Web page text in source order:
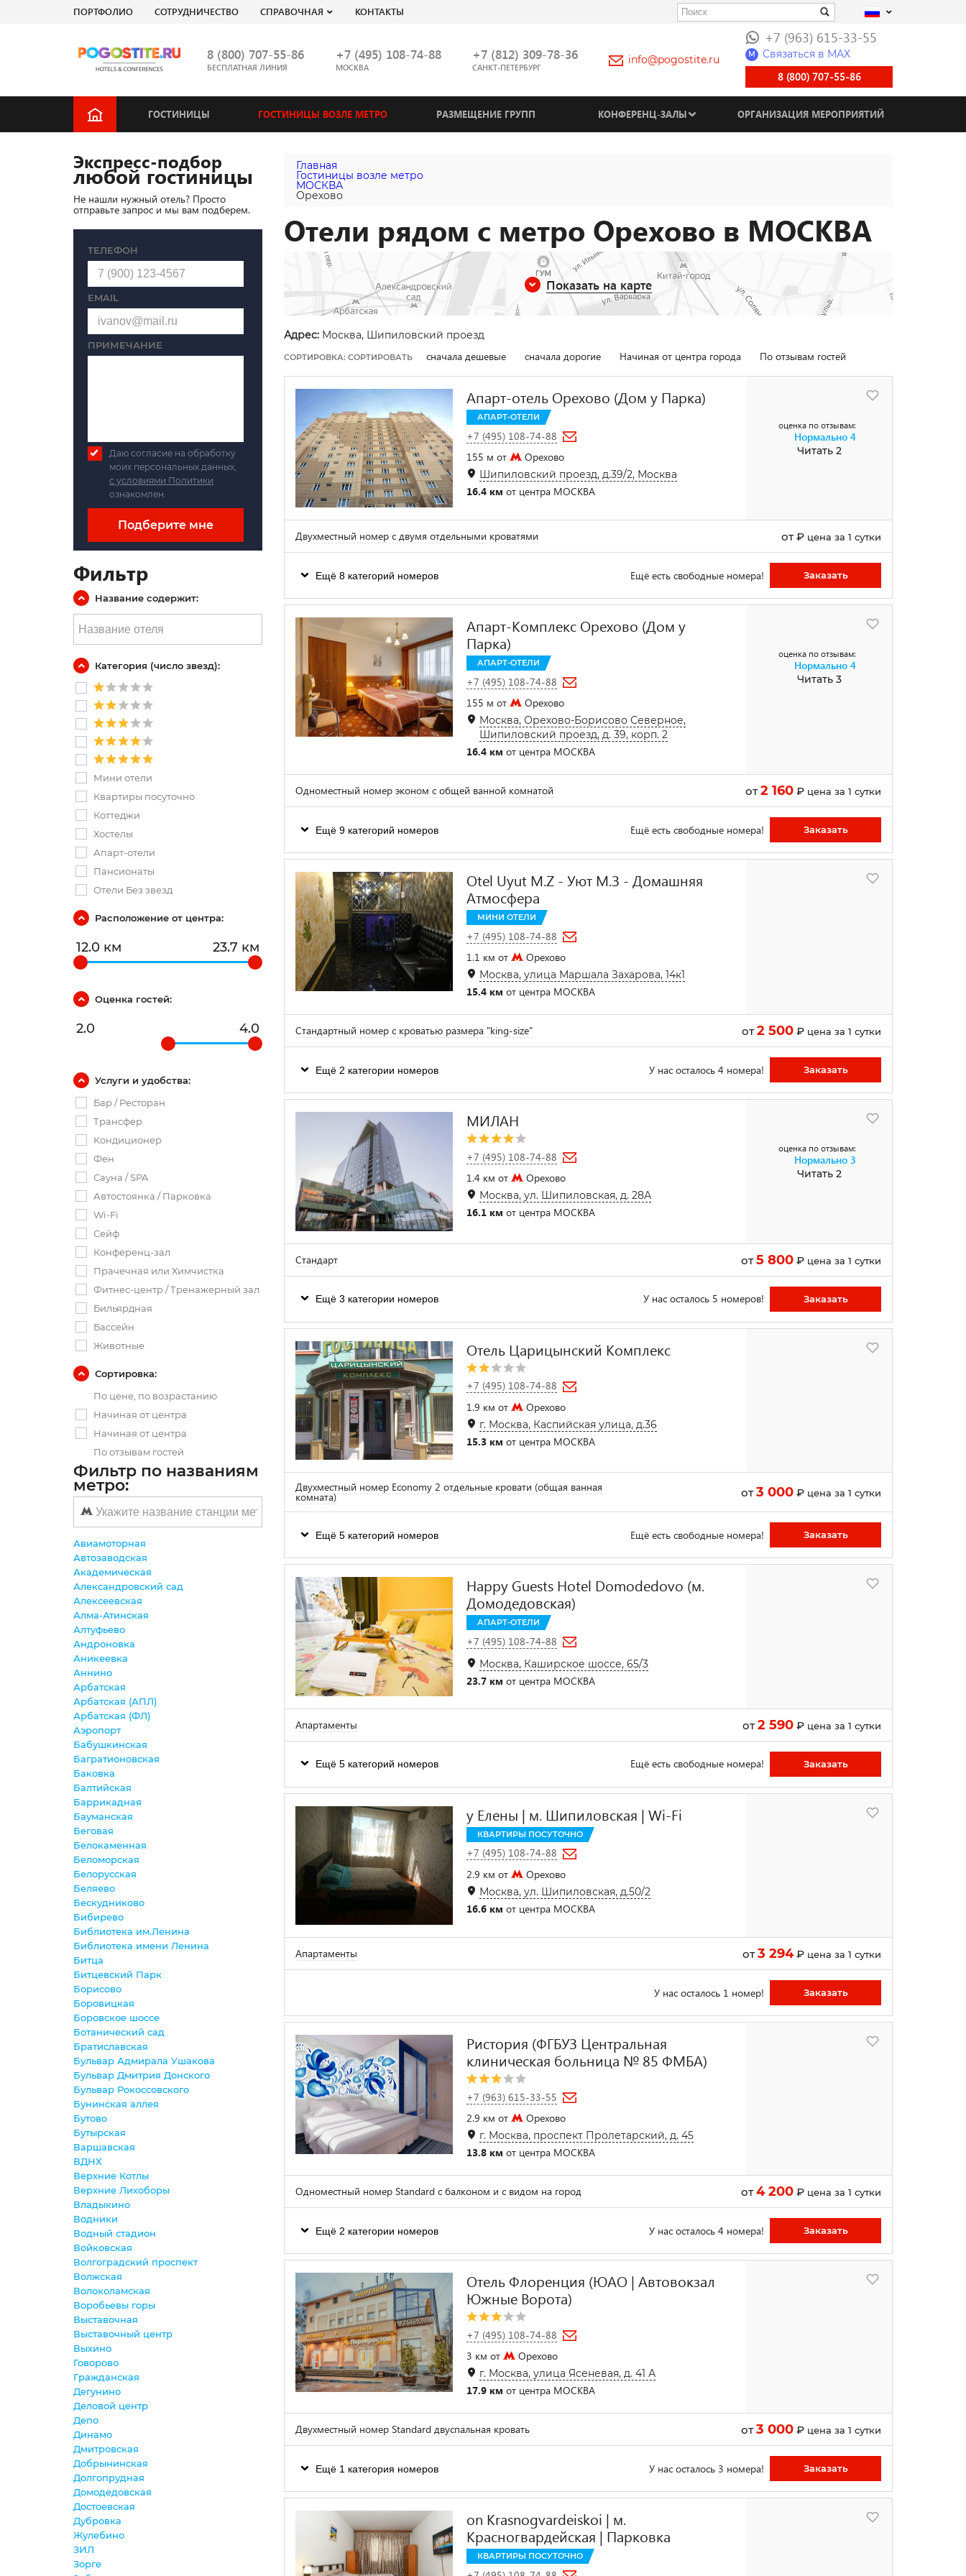
ПОРТФОЛИО СОТРУДНИЧЕСТВО СПРАВОЧНАЯ КОНТАКТЫ
8 (800) 707-55-86
БЕСПЛАТНАЯ ЛИНИЯ
+7 (495) 108-74-88
МОСКВА
+7 (812) 309-78-36
САНКТ-ПЕТЕРБУРГ
info@pogostite.ru
+7 (963) 615-33-55
M Связаться в МАХ
8 (800) 707-55-86
ГОСТИНИЦЫ ГОСТИНИЦЫ ВОЗЛЕ МЕТРО РАЗМЕЩЕНИЕ ГРУПП КОНФЕРЕНЦ-ЗАЛЫ ОРГАНИЗАЦИЯ МЕРОПРИЯТИЙ
Главная
Гостиницы возле метро
МОСКВА
Орехово
Отели рядом с метро Орехово в МОСКВА
Показать на карте
Адрес:Москва, Шипиловский проезд
СОРТИРОВКА: СОРТИРОВАТЬ сначала дешевые сначала дорогие Начиная от центра города По отзывам гостей
Апарт-отель Oрехово (Дом у Парка)
АПАРТ-ОТЕЛИ
+7 (495) 108-74-88
155 м от
Орехово
Шипиловский проезд, д.39/2, Москва
16.4 км от центра МОСКВА
оценка по отзывам:
Нормально 4
Читать 2
Двухместный номер с двумя отдельными кроватями от₽ цена за 1 сутки
Ещё 8 категорий номеров Ещё есть свободные номера! Заказать
Апарт-Комплекс Орехово (Дом у
Парка)
АПАРТ-ОТЕЛИ
+7 (495) 108-74-88
155 м от
Орехово
Москва, Орехово-Борисово Северное,
Шипиловский проезд, д. 39, корп. 2
16.4 км от центра МОСКВА
оценка по отзывам:
Нормально 4
Читать 3
Одноместный номер эконом с общей ванной комнатой от2 160₽ цена за 1 сутки
Ещё 9 категорий номеров Ещё есть свободные номера! Заказать
Otel Uyut M.Z - Уют М.З - Домашняя
Атмосфера
МИНИ ОТЕЛИ
+7 (495) 108-74-88
1.1 км от
Орехово
Москва, улица Маршала Захарова, 14к1
15.4 км от центра МОСКВА
Стандартный номер с кроватью размера "king-size" от2 500₽ цена за 1 сутки
Ещё 2 категории номеров У нас осталось 4 номера! Заказать
МИЛАН
+7 (495) 108-74-88
1.4 км от
Орехово
Москва, ул. Шипиловская, д. 28А
16.1 км от центра МОСКВА
оценка по отзывам:
Нормально 3
Читать 2
Стандарт от5 800₽ цена за 1 сутки
Ещё 3 категории номеров У нас осталось 5 номеров! Заказать
Отель Царицынский Комплекс
+7 (495) 108-74-88
1.9 км от
Орехово
г. Москва, Каспийская улица, д.36
15.3 км от центра МОСКВА
Двухместный номер Economy 2 отдельные кровати (общая ванная
комната) от3 000₽ цена за 1 сутки
Ещё 5 категорий номеров Ещё есть свободные номера! Заказать
Happy Guests Hotel Domodedovo (м.
Домодедовская)
АПАРТ-ОТЕЛИ
+7 (495) 108-74-88
Москва, Каширское шоссе, 65/3
23.7 км от центра МОСКВА
Апартаменты от2 590₽ цена за 1 сутки
Ещё 5 категорий номеров Ещё есть свободные номера! Заказать
у Елены | м. Шипиловская | Wi-Fi
КВАРТИРЫ ПОСУТОЧНО
+7 (495) 108-74-88
2.9 км от
Орехово
Москва, ул. Шипиловская, д.50/2
16.6 км от центра МОСКВА
Апартаменты от3 294₽ цена за 1 сутки
У нас осталось 1 номер! Заказать
Ристория (ФГБУЗ Центральная
клиническая больница № 85 ФМБА)
+7 (963) 615-33-55
2.9 км от
Орехово
г. Москва, проспект Пролетарский, д. 45
13.8 км от центра МОСКВА
Одноместный номер Standard с балконом и с видом на город от4 200₽ цена за 1 сутки
Ещё 2 категории номеров У нас осталось 4 номера! Заказать
Отель Флоренция (ЮАО | Автовокзал
Южные Ворота)
+7 (495) 108-74-88
3 км от
Орехово
г. Москва, улица Ясеневая, д. 41 А
17.9 км от центра МОСКВА
Двухместный номер Standard двуспальная кровать от3 000₽ цена за 1 сутки
Ещё 1 категория номеров У нас осталось 3 номера! Заказать
on Krasnogvardeiskoi | м.
Красногвардейская | Парковка
КВАРТИРЫ ПОСУТОЧНО
Экспресс-подбор
любой гостиницы
Не нашли нужный отель? Просто
отправьте запрос и мы вам подберем.
ТЕЛЕФОН
EMAIL
ПРИМЕЧАНИЕ
Даю согласие на обработку
моих персональных данных,
с условиями Политики
ознакомлен.
Подберите мне
Фильтр
Название содержит:
Категория (число звезд):
Мини отели
Квартиры посуточно
Коттеджи
Хостелы
Апарт-отели
Пансионаты
Отели Без звезд
Расположение от центра:
12.0 км 23.7 км
Оценка гостей:
2.0 4.0
Услуги и удобства:
Бар / Ресторан
Трансфер
Кондиционер
Фен
Сауна / SPA
Автостоянка / Парковка
Wi-Fi
Сейф
Конференц-зал
Прачечная или Химчистка
Фитнес-центр / Тренажерный зал
Бильярдная
Бассейн
Животные
Сортировка:
По цене, по возрастанию
Начиная от центра
Начиная от центра
По отзывам гостей
Фильтр по названиям
метро:
Авиамоторная
Автозаводская
Академическая
Александровский сад
Алексеевская
Алма-Атинская
Алтуфьево
Андроновка
Аникеевка
Аннино
Арбатская
Арбатская (АПЛ)
Арбатская (ФЛ)
Аэропорт
Бабушкинская
Багратионовская
Баковка
Балтийская
Баррикадная
Бауманская
Беговая
Белокаменная
Беломорская
Белорусская
Беляево
Бескудниково
Бибирево
Библиотека им.Ленина
Библиотека имени Ленина
Битца
Битцевский Парк
Борисово
Боровицкая
Боровское шоссе
Ботанический сад
Братиславская
Бульвар Адмирала Ушакова
Бульвар Дмитрия Донского
Бульвар Рокоссовского
Бунинская аллея
Бутово
Бутырская
Варшавская
ВДНХ
Верхние Котлы
Верхние Лихоборы
Владыкино
Водники
Водный стадион
Войковская
Волгоградский проспект
Волжская
Волоколамская
Воробьевы горы
Выставочная
Выставочный центр
Выхино
Говорово
Гражданская
Дегунино
Деловой центр
Депо
Динамо
Дмитровская
Добрынинская
Долгопрудная
Домодедовская
Достоевская
Дубровка
Жулебино
ЗИЛ
Зорге